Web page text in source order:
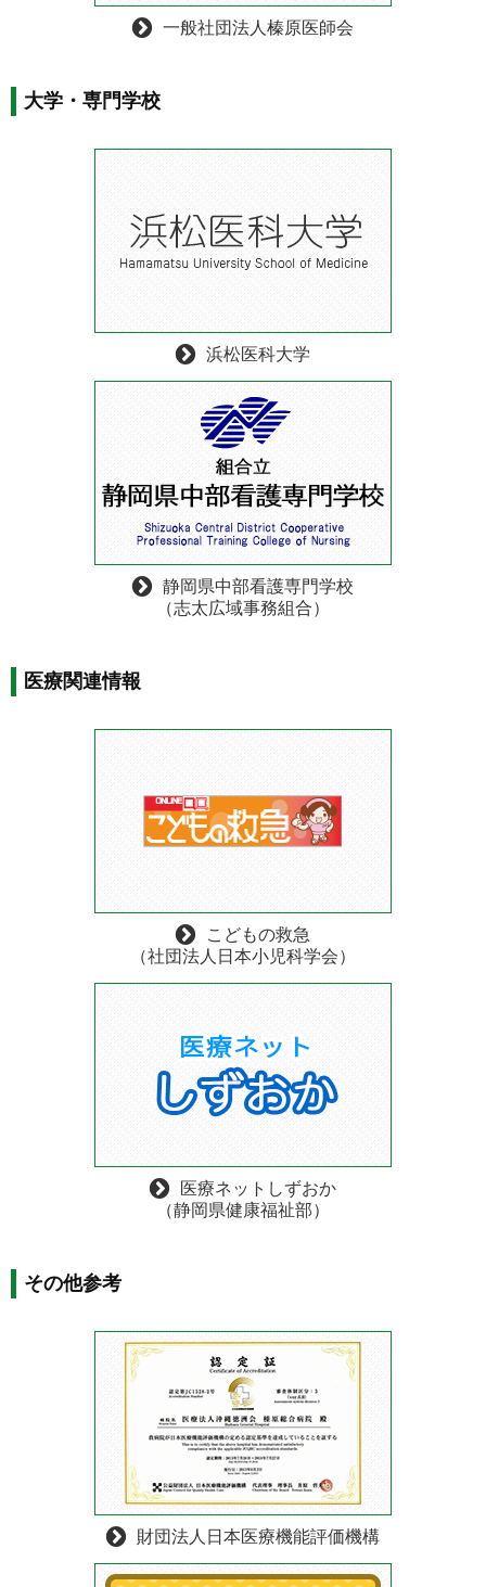
一般社団法人榛原医師会
大学・専門学校
浜松医科大学
静岡県中部看護専門学校
（志太広域事務組合）
医療関連情報
こどもの救急
（社団法人日本小児科学会）
医療ネットしずおか
（静岡県健康福祉部）
その他参考
財団法人日本医療機能評価機構